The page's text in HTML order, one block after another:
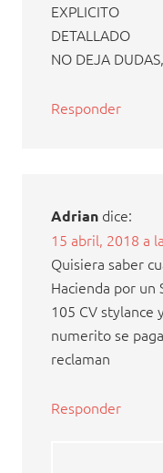
EXPLICITO
DETALLADO
NO DEJA DUDAS,
Responder
Adrian dice:
15 abril, 2018 a
Quisiera saber
Hacienda por un
105 CV stylance
numerito se
reclaman
Responder